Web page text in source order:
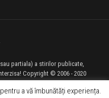
partiala) a stirilor publicate,
Copyright © 2006 - 2020
- Zalau TV
a vă îmbunătăți experiența.